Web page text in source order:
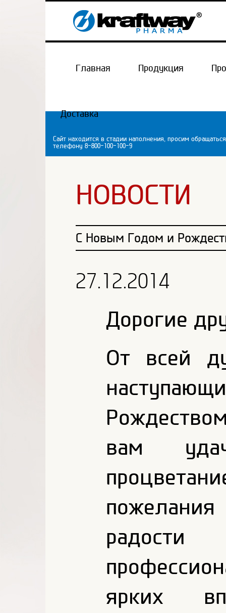
Главная Продукция
Доставка
Сайт находится в стадии наполнения, просим
телефону 8-800-100-100-9
НОВОСТИ
С Новым Годом и
27.12.2014
Дорогие
От всей
вам
ярких